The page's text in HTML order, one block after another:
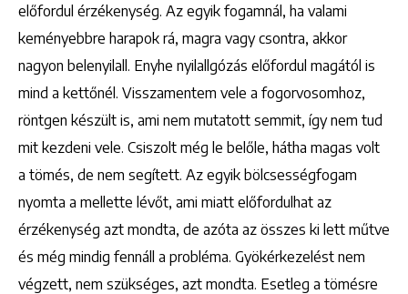
előfordul érzékenység. Az egyik fogamnál, ha valami
keményebbre harapok rá, magra vagy csontra, akkor
nagyon belenyilall. Enyhe nyilallgózás előfordul magától is
mind a kettőnél. Visszamentem vele a fogorvosomhoz,
röntgen készült is, ami nem mutatott semmit, így nem tud
mit kezdeni vele. Csiszolt még le belőle, hátha magas volt
a tömés, de nem segített. Az egyik bölcsességfogam
nyomta a mellette lévőt, ami miatt előfordulhat az
érzékenység azt mondta, de azóta az összes ki lett műtve
és még mindig fennáll a probléma. Gyökérkezelést nem
végzett, nem szükséges, azt mondta. Esetleg a tömésre